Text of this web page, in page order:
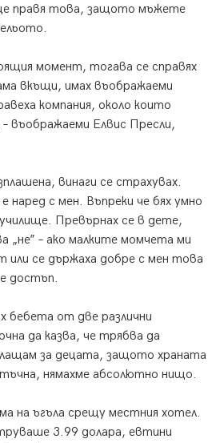
правя това, защото мъжете
момент, тогава се справях
вкъщи, имах въображаеми
компания, около които
– въображаеми Елвис Пресли,
винаги се страхувах.
наред с мен. Въпреки че бях умно
Превърнах се в дете,
„не” – ако малките момчета ми
или се държаха добре с мен това
достъп.
бебета от две различни
да казва, че трябва да
за децата, защото храната
нямахме абсолютно нищо.
на ъгъла срещу местния хотел.
3.99 долара, евтини